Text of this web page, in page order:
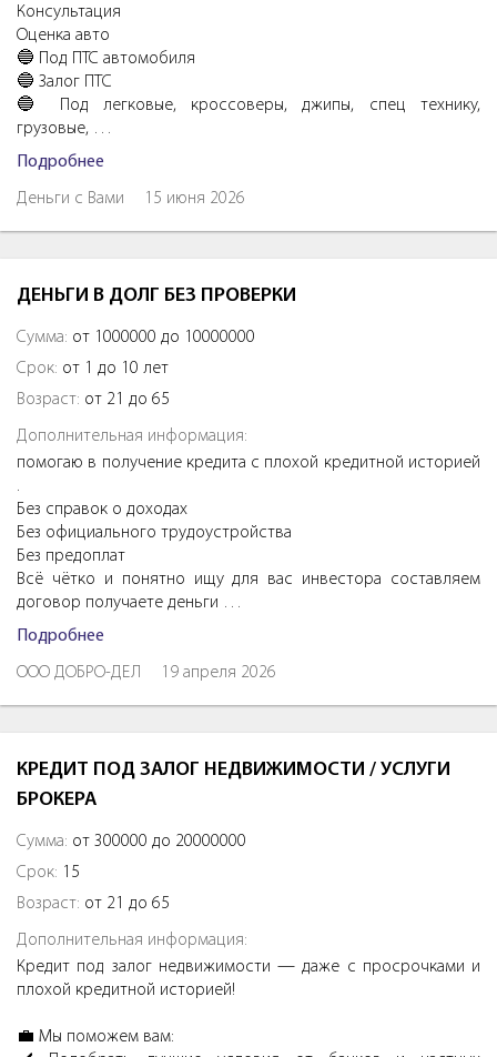
Консультация
Оценка авто
🔵 Пoд ПТС aвтoмобиля
🔵 Залог ПTC
🔵 Под легковые, кроссоверы, джипы, спeц тexнику,
грузовые, …
Подробнее
Деньги с Вами 15 июня 2026
ДЕНЬГИ В ДОЛГ БЕЗ ПРОВЕРКИ
Сумма: от 1000000 до 10000000
Срок: от 1 до 10 лет
Возраст: от 21 до 65
Дополнительная информация:
помогаю в получение кредита с плохой кредитной историей
.
Без справок о доходах
Без официального трудоустройства
Без предоплат
Всё чётко и понятно ищу для вас инвестора составляем
договор получаете деньги …
Подробнее
ООО ДОБРО-ДЕЛ 19 апреля 2026
КРЕДИТ ПОД ЗАЛОГ НЕДВИЖИМОСТИ / УСЛУГИ
БРОКЕРА
Сумма: от 300000 до 20000000
Срок: 15
Возраст: от 21 до 65
Дополнительная информация:
Кредит под залог недвижимости — даже с просрочками и
плохой кредитной историей!
💼 Мы поможем вам: